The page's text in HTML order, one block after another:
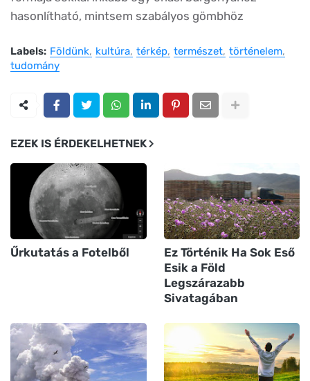
hasonlítható, mintsem szabályos gömbhöz
Labels: Földünk kultúra térkép természet történelem
tudomány
EZEK IS ÉRDEKELHETNEK
Űrkutatás a Fotelből
Ez Történik Ha Sok Eső
Esik a Föld
Legszárazabb
Sivatagában